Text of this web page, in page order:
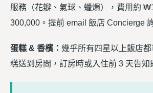
服務（花瓣、氣球、蠟燭），費用約
300,000。提前 email 飯店 Concierge
蛋糕 & 香檳： 幾乎所有四星以上飯店
糕送到房間，訂房時或入住前 3 天告知